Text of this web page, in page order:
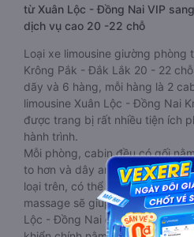
từ Xuân Lộc - Đồng Nai VIP
dịch vụ cao 20 -22 chỗ
Loại xe limousine giường
Krông Pắk - Đắk Lắk 20 - 22
dãy và 6 hàng, mỗi hàng là 2
limousine Xuân Lộc - Đồng Nai
được trang bị rất nhiều tiện ích
hành trình.
Mỗi phòng, cabin đều có gối
to hơn và dây an toàn seat belt.
loại trên, có thể lăn lộn thoải
massage sẽ giúp bạn thư giãn
Lộc - Đồng Nai đến Krông Pắk -